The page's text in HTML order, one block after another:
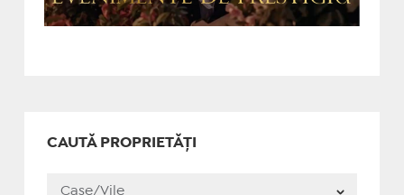
CAUTĂ PROPRIETĂȚI